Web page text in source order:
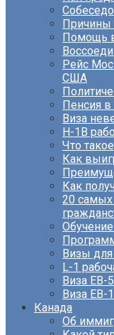
Причины
Помощь
Рейс
США
Пенсия
Виза
H-1B
Что
Как
Как
20 самых
Визы для
L-1
Виза EB-
Виза ЕВ-1
Канада
Об